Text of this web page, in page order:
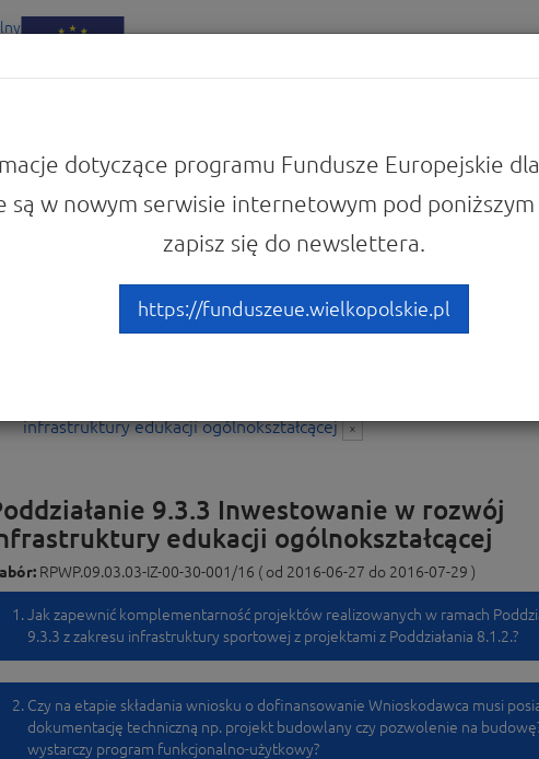
infrastruktury edukacji ogólnokształcącej ×
9.3.3 Inwestowanie w rozwój
edukacji ogólnokształcącej
RPWP.09.03.03-IZ-00-30-001/16 ( od 2016-06-27 do 2016-07-29 )
Jak zapewnić komplementarność projektów realizowanych w ramach
9.3.3 z zakresu infrastruktury sportowej z projektami z Poddziałania 8.1.2.?
Czy na etapie składania wniosku o dofinansowanie Wnioskodawca musi
dokumentację techniczną np. projekt budowlany czy pozwolenie na
wystarczy program funkcjonalno-użytkowy?
dotyczące programu Fundusze Europejskie
są w nowym serwisie internetowym pod
zapisz się do newslettera.
https://funduszeue.wielkopolskie.pl